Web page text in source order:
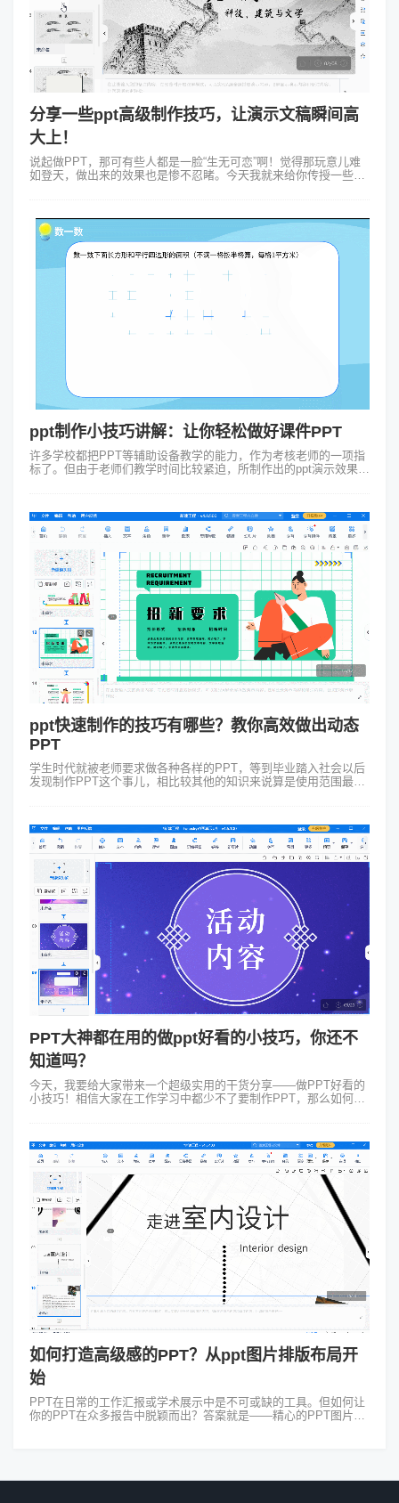
分享一些ppt高级制作技巧，让演示文稿瞬间高
大上！
说起做PPT，那可有些人都是一脸“生无可恋”啊！觉得那玩意儿难
如登天，做出来的效果也是惨不忍睹。今天我就来给你传授一些
ppt制作小技巧讲解：让你轻松做好课件PPT
许多学校都把PPT等辅助设备教学的能力，作为考核老师的一项指
标了。但由于老师们教学时间比较紧迫，所制作出的ppt演示效果多
ppt快速制作的技巧有哪些？教你高效做出动态
PPT
学生时代就被老师要求做各种各样的PPT，等到毕业踏入社会以后
发现制作PPT这个事儿，相比较其他的知识来说算是使用范围最广
PPT大神都在用的做ppt好看的小技巧，你还不
知道吗？
今天，我要给大家带来一个超级实用的干货分享——做PPT好看的
小技巧！相信大家在工作学习中都少不了要制作PPT，那么如何让
如何打造高级感的PPT？从ppt图片排版布局开
始
PPT在日常的工作汇报或学术展示中是不可或缺的工具。但如何让
你的PPT在众多报告中脱颖而出？答案就是——精心的PPT图片排